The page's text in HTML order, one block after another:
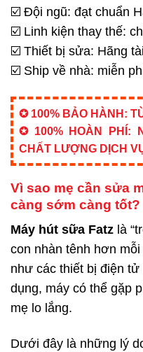
☑️ Đội ngũ: đạt chuẩn
☑️ Linh kiện thay thế:
☑️ Thiết bị sửa: Hãng
☑️ Ship về nhà: miễn
✪ 100% BẢO HÀNH:
✪ 100% HOÀN PHÍ:
CHẤT LƯỢNG DỊCH
Vì sao mẹ cần sửa
càng sớm càng tốt?
Máy hút sữa Fatz là
con nhàn tênh hơn
như các thiết bị điện
dụng, máy có thể gặp
mẹ lo lắng.
Dưới đây là những lý